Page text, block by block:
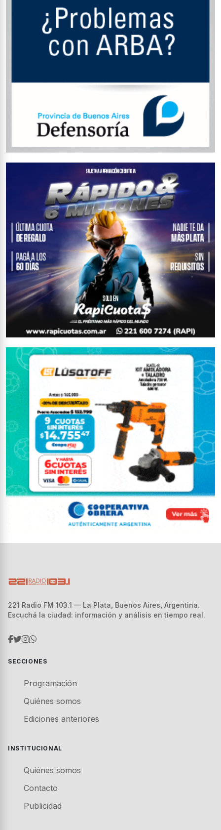
221 Radio FM 103.1 — La Plata, Buenos Aires, Argentina.
Escuchá la ciudad: información y análisis en tiempo real.
SECCIONES
Programación
Quiénes somos
Ediciones anteriores
INSTITUCIONAL
Quiénes somos
Contacto
Publicidad